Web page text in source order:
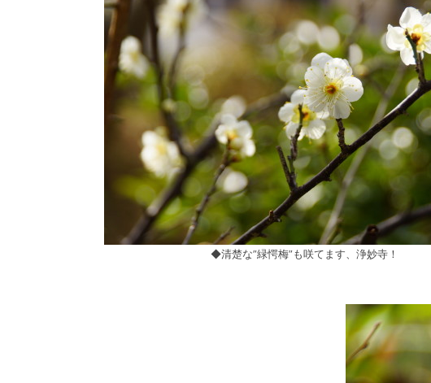
◆清楚な”緑愕梅”も咲てます、浄妙寺！